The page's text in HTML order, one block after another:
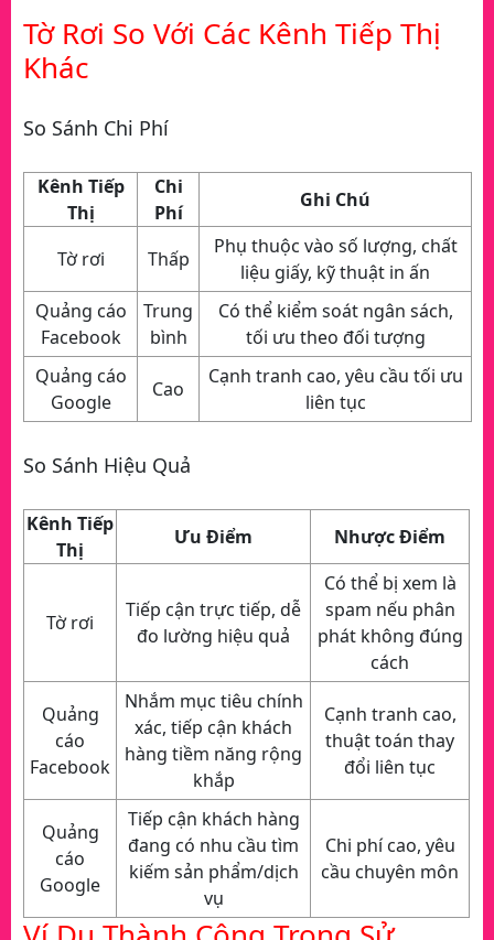
Tờ Rơi So Với Các Kênh Tiếp Thị
Khác
So Sánh Chi Phí
Kênh Tiếp
Thị
Chi
Phí
Ghi Chú
Tờ rơi Thấp
Phụ thuộc vào số lượng, chất
liệu giấy, kỹ thuật in ấn
Quảng cáo
Facebook
Trung
bình
Có thể kiểm soát ngân sách,
tối ưu theo đối tượng
Quảng cáo
Google
Cao
Cạnh tranh cao, yêu cầu tối ưu
liên tục
So Sánh Hiệu Quả
Kênh Tiếp
Thị
Ưu Điểm Nhược Điểm
Tờ rơi
Tiếp cận trực tiếp, dễ
đo lường hiệu quả
Có thể bị xem là
spam nếu phân
phát không đúng
cách
Quảng
cáo
Facebook
Nhắm mục tiêu chính
xác, tiếp cận khách
hàng tiềm năng rộng
khắp
Cạnh tranh cao,
thuật toán thay
đổi liên tục
Quảng
cáo
Google
Tiếp cận khách hàng
đang có nhu cầu tìm
kiếm sản phẩm/dịch
vụ
Chi phí cao, yêu
cầu chuyên môn